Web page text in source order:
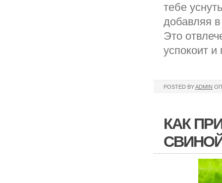
тебе
добавляя
Это
успокоит и
POSTED BYADMIN
КАК